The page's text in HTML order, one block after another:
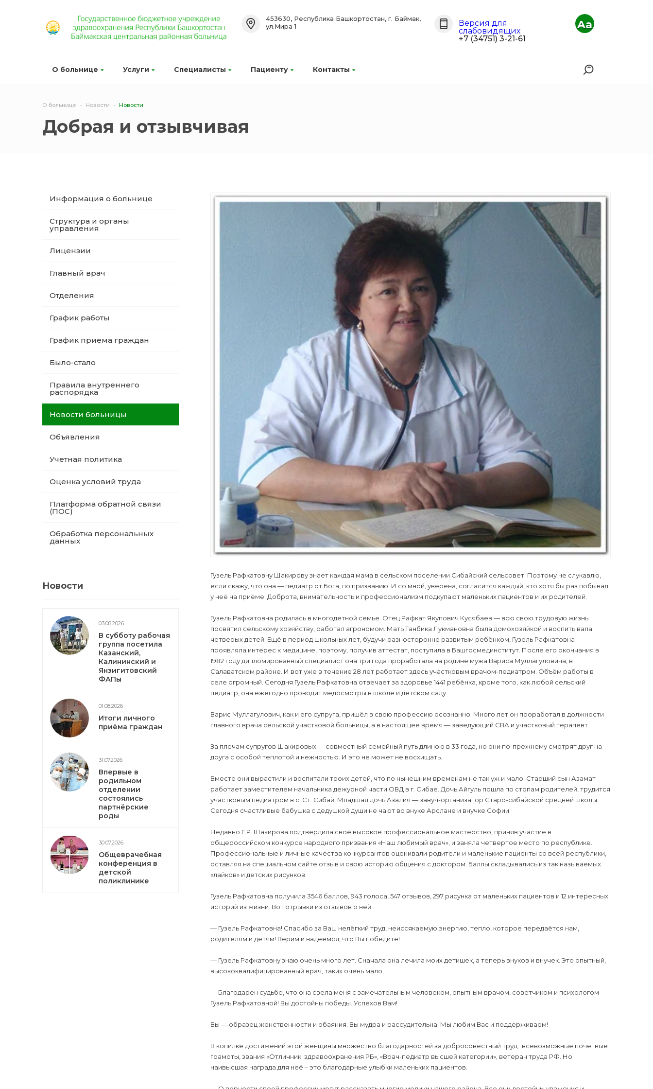
О больнице Услуги Специалисты Пациенту Контакты
453630, Республика Башкортостан, г. Баймак,
ул.Мира 1
Версия для
слабовидящих
+7 (34751) 3-21-61
Aa
О больнице Новости Новости
Добрая и отзывчивая
Информация о больнице
Структура и органы
управления
Лицензии
Главный врач
Отделения
График работы
График приема граждан
Было-стало
Правила внутреннего
распорядка
Новости больницы
Объявления
Учетная политика
Оценка условий труда
Платформа обратной связи
(ПОС)
Обработка персональных
данных
Новости
03.08.2026
В субботу рабочая
группа посетила
Казанский,
Калининский и
Янзигитовский
ФАПы
01.08.2026
Итоги личного
приёма граждан
31.07.2026
Впервые в
родильном
отделении
состоялись
партнёрские
роды
30.07.2026
Общеврачебная
конференция в
детской
поликлинике
Гузель Рафкатовну Шакирову знает каждая мама в сельском поселении Сибайский сельсовет. Поэтому не слукавлю,
если скажу, что она — педиатр от Бога, по призванию. И со мной, уверена, согласится каждый, кто хотя бы раз побывал
у неё на приёме. Доброта, внимательность и профессионализм подкупают маленьких пациентов и их родителей.
Гузель Рафкатовна родилась в многодетной семье. Отец Рафкат Якупович Кусябаев — всю свою трудовую жизнь
посвятил сельскому хозяйству, работал агрономом. Мать Танбика Лукмановна была домохозяйкой и воспитывала
четверых детей. Ещё в период школьных лет, будучи разносторонне развитым ребёнком, Гузель Рафкатовна
проявляла интерес к медицине, поэтому, получив аттестат, поступила в Башгосмединститут. После его окончания в
1982 году дипломированный специалист она три года проработала на родине мужа Вариса Муллагуловича, в
Салаватском районе. И вот уже в течение 28 лет работает здесь участковым врачом-педиатром. Объём работы в
селе огромный. Сегодня Гузель Рафкатовна отвечает за здоровье 1441 ребёнка, кроме того, как любой сельский
педиатр, она ежегодно проводит медосмотры в школе и детском саду.
Варис Муллагулович, как и его супруга, пришёл в свою профессию осознанно. Много лет он проработал в должности
главного врача сельской участковой больницы, а в настоящее время — заведующий СВА и участковый терапевт.
За плечам супругов Шакировых — совместный семейный путь длиною в 33 года, но они по-прежнему смотрят друг на
друга с особой теплотой и нежностью. И это не может не восхищать.
Вместе они вырастили и воспитали троих детей, что по нынешним временам не так уж и мало. Старший сын Азамат
работает заместителем начальника дежурной части ОВД в г. Сибае. Дочь Айгуль пошла по стопам родителей, трудится
участковым педиатром в с. Ст. Сибай. Младшая дочь Азалия — завуч-организатор Старо-сибайской средней школы.
Сегодня счастливые бабушка с дедушкой души не чают во внуке Арслане и внучке Софии.
Недавно Г.Р. Шакирова подтвердила своё высокое профессиональное мастерство, приняв участие в
общероссийском конкурсе народного призвания «Наш любимый врач», и заняла четвертое место по республике.
Профессиональные и личные качества конкурсантов оценивали родители и маленькие пациенты со всей республики,
оставляя на специальном сайте отзыв и свою историю общения с доктором. Баллы складывались из так называемых
«лайков» и детских рисунков.
Гузель Рафкатовна получила 3546 баллов, 943 голоса, 547 отзывов, 297 рисунка от маленьких пациентов и 12 интересных
историй из жизни. Вот отрывки из отзывов о ней:
— Гузель Рафкатовна! Спасибо за Ваш нелёгкий труд, неиссякаемую энергию, тепло, которое передаётся нам,
родителям и детям! Верим и надеемся, что Вы победите!
— Гузель Рафкатовну знаю очень много лет. Сначала она лечила моих детишек, а теперь внуков и внучек. Это опытный,
высококвалифицированный врач, таких очень мало.
— Благодарен судьбе, что она свела меня с замечательным человеком, опытным врачом, советчиком и психологом —
Гузель Рафкатовной! Вы достойны победы. Успехов Вам!
Вы — образец женственности и обаяния. Вы мудра и рассудительна. Мы любим Вас и поддерживаем!
В копилке достижений этой женщины множество благодарностей за добросовестный труд: всевозможные почетные
грамоты, звания «Отличник здравоохранения РБ», «Врач-педиатр высшей категории», ветеран труда РФ. Но
наивысшая награда для неё – это благодарные улыбки маленьких пациентов.